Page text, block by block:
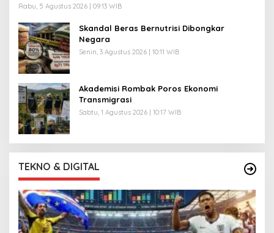
Rabu, 5 Agustus 2026 | 09:13 WIB
Skandal Beras Bernutrisi Dibongkar
Negara
Senin, 3 Agustus 2026 | 10:11 WIB
Akademisi Rombak Poros Ekonomi
Transmigrasi
Sabtu, 1 Agustus 2026 | 10:17 WIB
TEKNO & DIGITAL